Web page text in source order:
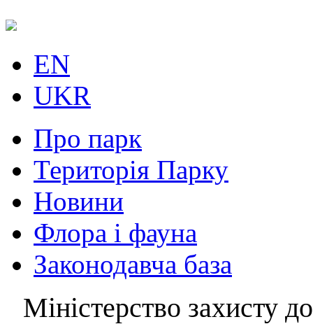
EN
UKR
Про парк
Територія Парку
Новини
Флора і фауна
Законодавча база
Міністерство захисту